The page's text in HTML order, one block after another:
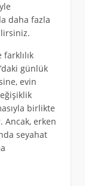
daha fazla
günlük
evin
birlikte
erken
seyahat